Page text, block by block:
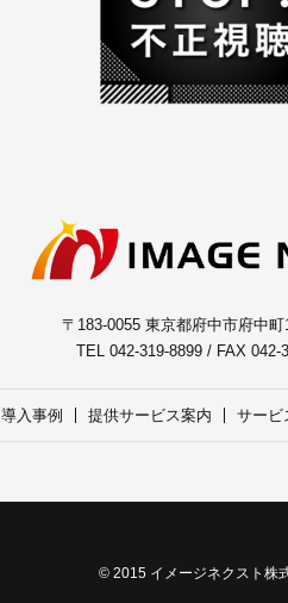
〒183-0055 東京都府中市府中町
TEL 042-319-8899 / FAX 042-
導入事例 提供サービス案内 サービ
© 2015 イメージネクスト株